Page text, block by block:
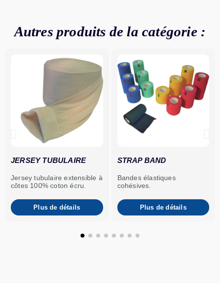
Autres produits de la catégorie :
JERSEY TUBULAIRE
Jersey tubulaire extensible à
côtes 100% coton écru.
Plus de détails
STRAP BAND
Bandes élastiques
cohésives.
Plus de détails